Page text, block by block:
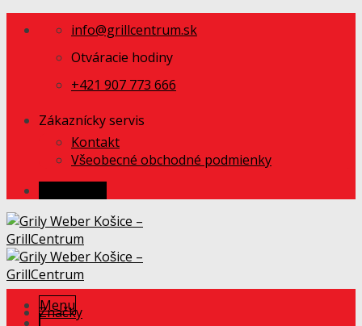
info@grillcentrum.sk
Otváracie hodiny
+421 907 773 666
Zákaznícky servis
Kontakt
Všeobecné obchodné podmienky
Menu
Značky